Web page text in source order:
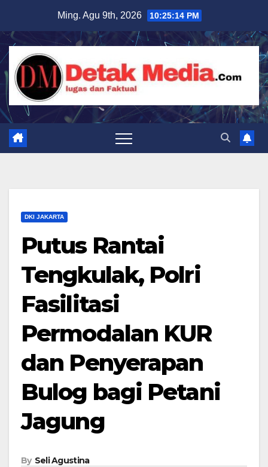
content
Ming. Agu 9th, 2026 10:25:16 PM
DKI JAKARTA
Putus Rantai
Tengkulak, Polri
Fasilitasi
Permodalan KUR
dan Penyerapan
Bulog bagi Petani
Jagung
By Seli Agustina